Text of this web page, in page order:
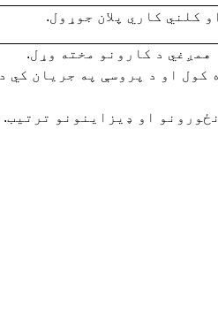
کلني کاري پلان جوړول.
همږغي د کارونو مخته وړل.
کول او د پروسې په جريان کي د
او ډيزاينونو ترتيب.